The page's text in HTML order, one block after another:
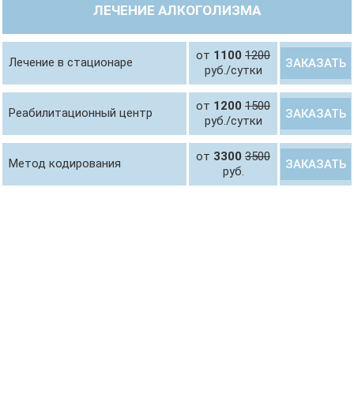
ЛЕЧЕНИЕ АЛКОГОЛИЗМА
Лечение в стационаре от 1100 1200
руб./сутки
ЗАКАЗАТЬ
Реабилитационный центр от 1200 1500
руб./сутки
ЗАКАЗАТЬ
Метод кодирования от 3300 3500
руб.
ЗАКАЗАТЬ